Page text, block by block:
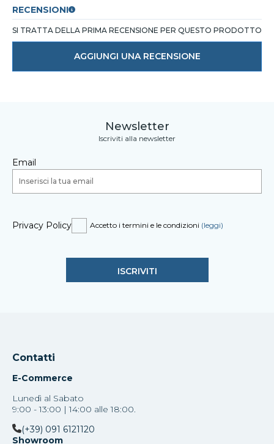
RECENSIONI
SI TRATTA DELLA PRIMA RECENSIONE PER QUESTO PRODOTTO
AGGIUNGI UNA RECENSIONE
Newsletter
Iscriviti alla newsletter
Email
Privacy Policy Accetto i termini e le condizioni (leggi)
Contatti
E-Commerce
Lunedì al Sabato
9:00 - 13:00 | 14:00 alle 18:00.
(+39) 091 6121120
Showroom